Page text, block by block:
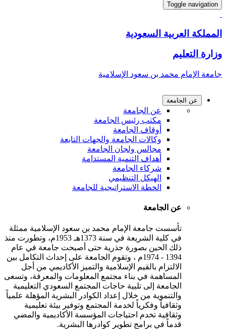
Toggle
العربية السعودية
الإمام محمد بن سعود الإسلامية
عن الجامعة
عن الجامعة
مكتب رئيس الجامعة
أوقاف الجامعة
وكالات الجامعة والجهات التابعة
مجالس ولجان الجامعة
أهداف التنمية المستدامة
شركاء الجامعة
الهيكل التنظيمي
الخطة الاستراتيجية للجامعة
عن الجامعة
تأسست جامعة الإمام محمد بن سعود الإسلامية ممثلة
في كلية الشريعة في سنة 1373هـ 1953م، وتطورت منذ
ذلك الحين بصورة جذرية حتى أصبحت جامعة في عام
1394 - 1974م ، وتقوم الجامعة على إحداث التكامل بين
الالتزام بالقيم الإسلامية والتميز الأكاديمي من أجل
المساهمة في بناء مجتمع المعلومات والمعرفة، وتسعى
الجامعة إلى تلبية حاجات المجتمع السعودي التعليمية
والتنموية من خلال إعداد الكوادر البشرية المؤهلة علمياً
وثقافياً وفكرياً لخدمة المجتمع وتوفير بيئة تعليمية
وثقافية تخدم احتياجات المؤسسة الأكاديمية والمضي
قدماً في برامج تطوير كوادرها البشرية.